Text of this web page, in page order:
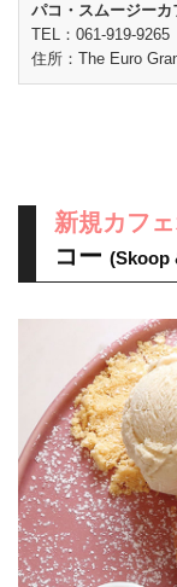
パコ・スムージーカ
TEL：061-919-9265
住所：The Euro
新規カフ
コー (Skoop